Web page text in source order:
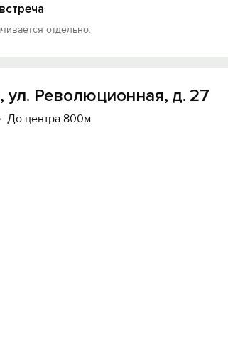
отдельно.
ул. Революционная, д. 27
До центра 800м